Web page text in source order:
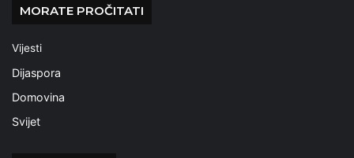
MORATE PROČITATI
Vijesti
Dijaspora
Domovina
Svijet